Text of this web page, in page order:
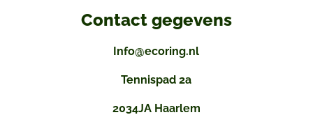
Contact gegevens
Info@ecoring.nl
Tennispad 2a
2034JA Haarlem